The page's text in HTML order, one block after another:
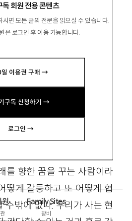
독 회원 전용 콘텐츠
시면 모든 글의 전문을 읽으실 수 있습니다.
은 로그인 후 이용 가능합니다.
이용권 구매 →
구독 신청하기 →
로그인 →
분열하는 감각 너머의 리얼리
의 문제, 그리고 시
를 향한 꿈을 꾸는 사람이라
떻게 갈등하고 또 어떻게 협
수밖에 없다. 우리가 사는 현
원 Family Sites
창비